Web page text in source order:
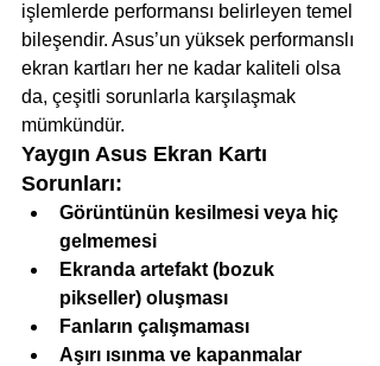
işlemlerde performansı belirleyen temel
bileşendir. Asus’un yüksek performanslı
ekran kartları her ne kadar kaliteli olsa
da, çeşitli sorunlarla karşılaşmak
mümkündür.
Yaygın Asus Ekran Kartı
Sorunları:
Görüntünün kesilmesi veya hiç
gelmemesi
Ekranda artefakt (bozuk
pikseller) oluşması
Fanların çalışmaması
Aşırı ısınma ve kapanmalar